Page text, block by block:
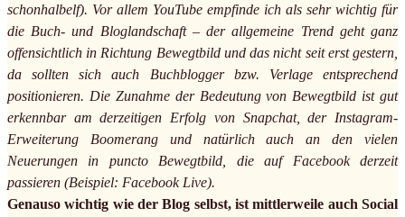
schonhalbelf). Vor allem YouTube empfinde ich als sehr wichtig für
die Buch- und Bloglandschaft – der allgemeine Trend geht ganz
offensichtlich in Richtung Bewegtbild und das nicht seit erst gestern,
da sollten sich auch Buchblogger bzw. Verlage entsprechend
positionieren. Die Zunahme der Bedeutung von Bewegtbild ist gut
erkennbar am derzeitigen Erfolg von Snapchat, der Instagram-
Erweiterung Boomerang und natürlich auch an den vielen
Neuerungen in puncto Bewegtbild, die auf Facebook derzeit
passieren (Beispiel: Facebook Live).
Genauso wichtig wie der Blog selbst, ist mittlerweile auch Social